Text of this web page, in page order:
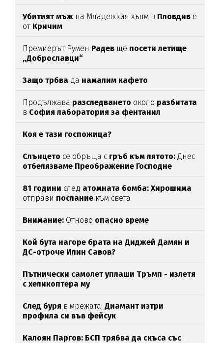
Убитият мъж на Младежкия хълм в Пловдив е
от Кричим
Премиерът Румен Радев ще посети летище
„Доброславци“
Защо трбва да намалим кафето
Продължава разследването около разбитата
в София лаборатория за фентанил
Коя е тази госпожица?
Слънцето се обръща с гръб към лятото:Днес
отбелязваме Преображение Господне
81 години след атомната бомба: Хирошима
отправи послание към света
Внимание: Отново опасно време
Кой бута нагоре брата на Диджей Дамян и
ДС-отроче Илин Савов?
Пътнически самолет уплаши Тръмп - излетя
с хеликоптера му
След буря в мрежата:Диамант изтри
профила си във фейсук
Калоян Паргов: БСП трябва да скъса със